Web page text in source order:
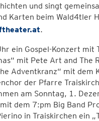
und singt
Karten beim Wald4tler
.
ein Gospel-Konzert mit
mit Pete Art and The
Adventkranz“ mit dem
der Pfarre
am Sonntag, 1.
dem 7:pm Big Band
in Traiskirchen ein